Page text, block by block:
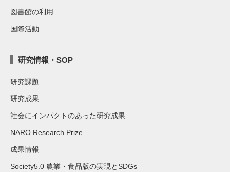
図書館の利用
国際活動
研究情報・SOP
研究課題
研究成果
社会にインパクトのあった研究成果
NARO Research Prize
成果情報
Society5.0 農業・食品版の実現とSDGs